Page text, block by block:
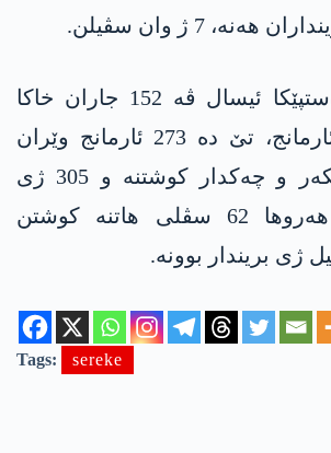
ئیسرائیلێ ژ دەستپێکا ئیسال ڤە 152 جاران خاکا
سووریێ کریە ئارمانج، تێ دە 273 ئارمانج وێران
کرنە، 364 لەشکەر و چەکدار کوشتنە و 305 ژی
بریندار بوونە. هەروها 62 سڤلی هاتنە کوشتن
Tags: sereke